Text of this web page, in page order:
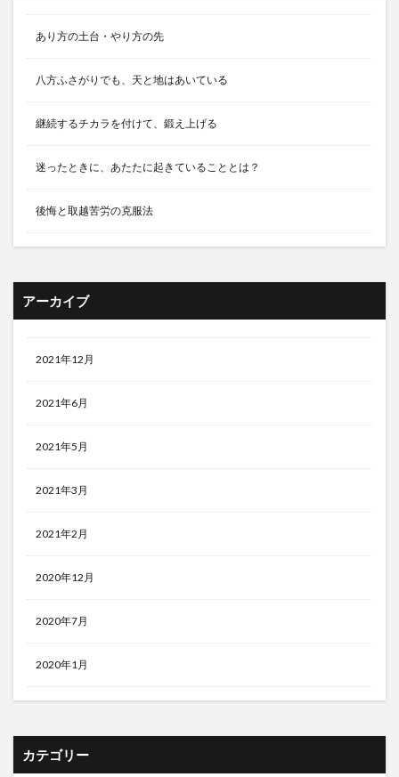
あり方の土台・やり方の先
八方ふさがりでも、天と地はあいている
継続するチカラを付けて、鍛え上げる
迷ったときに、あたたに起きていることとは？
後悔と取越苦労の克服法
アーカイブ
2021年12月
2021年6月
2021年5月
2021年3月
2021年2月
2020年12月
2020年7月
2020年1月
カテゴリー